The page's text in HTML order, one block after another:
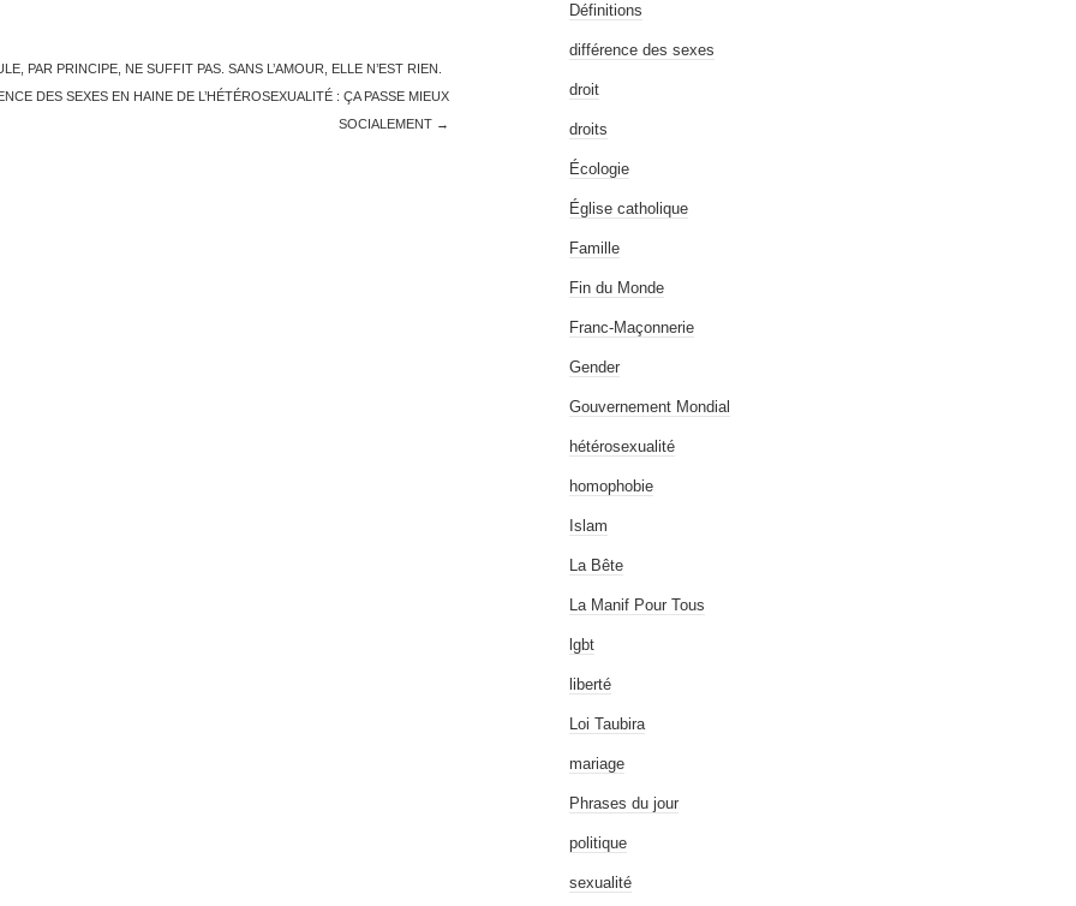
PAR PRINCIPE, NE SUFFIT PAS. SANS L’AMOUR, ELLE N’EST RIEN.
DES SEXES EN HAINE DE L’HÉTÉROSEXUALITÉ : ÇA PASSE MIEUX
SOCIALEMENT →
Définitions
différence des sexes
droit
droits
Écologie
Église catholique
Famille
Fin du Monde
Franc-Maçonnerie
Gender
Gouvernement Mondial
hétérosexualité
homophobie
Islam
La Bête
La Manif Pour Tous
lgbt
liberté
Loi Taubira
mariage
Phrases du jour
politique
sexualité